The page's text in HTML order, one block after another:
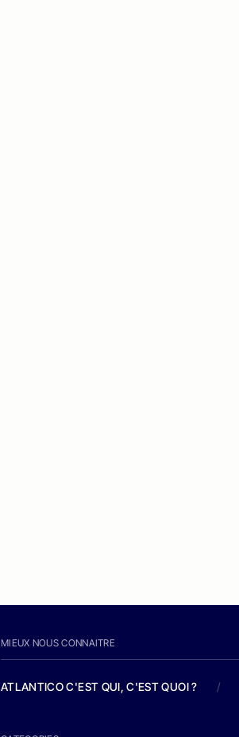
MIEUX NOUS CONNAITRE
ATLANTICO C'EST QUI, C'EST QUOI ? /